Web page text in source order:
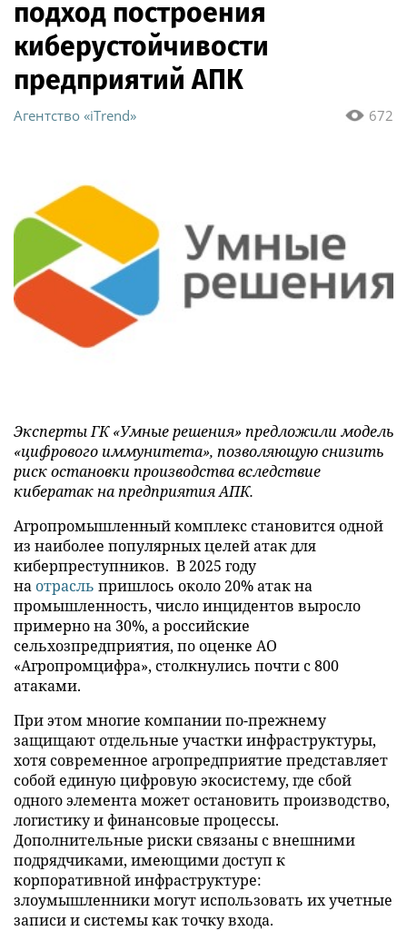
подход построения
киберустойчивости
предприятий АПК
672
Агентство «iTrend»
Эксперты ГК «Умные решения» предложили модель
«цифрового иммунитета», позволяющую снизить
риск остановки производства вследствие
кибератак на предприятия АПК.
Агропромышленный комплекс становится одной
из наиболее популярных целей атак для
киберпреступников. В 2025 году
на отрасль пришлось около 20% атак на
промышленность, число инцидентов выросло
примерно на 30%, а российские
сельхозпредприятия, по оценке АО
«Агропромцифра», столкнулись почти с 800
атаками.
При этом многие компании по-прежнему
защищают отдельные участки инфраструктуры,
хотя современное агропредприятие представляет
собой единую цифровую экосистему, где сбой
одного элемента может остановить производство,
логистику и финансовые процессы.
Дополнительные риски связаны с внешними
подрядчиками, имеющими доступ к
корпоративной инфраструктуре:
злоумышленники могут использовать их учетные
записи и системы как точку входа.